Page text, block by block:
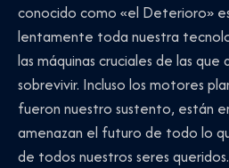
conocido como «el Deterioro»
lentamente toda nuestra
las máquinas cruciales de las
sobrevivir. Incluso los motores
fueron nuestro sustento, están
amenazan el futuro de todo lo
de todos nuestros seres